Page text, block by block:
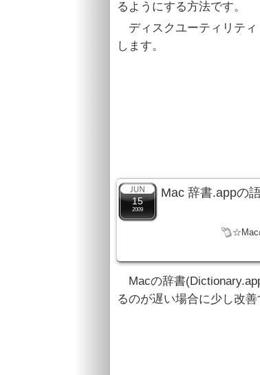
るようにする方法です。
ディスクユーティリテ
します。
15
2009
Mac 辞書.appの
☆Mac
Macの辞書
るのが遅い場合に少し改善